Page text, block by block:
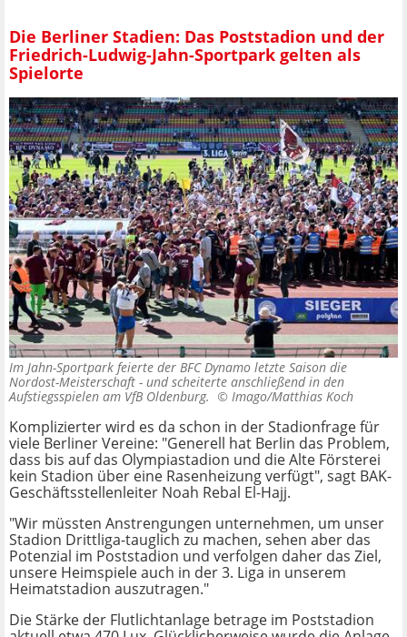
Die Berliner Stadien: Das Poststadion und der
Friedrich-Ludwig-Jahn-Sportpark gelten als
Spielorte
Im Jahn-Sportpark feierte der BFC Dynamo letzte Saison die
Nordost-Meisterschaft - und scheiterte anschließend in den
Aufstiegsspielen am VfB Oldenburg. © Imago/Matthias Koch
Komplizierter wird es da schon in der Stadionfrage für
viele Berliner Vereine: "Generell hat Berlin das Problem,
dass bis auf das Olympiastadion und die Alte Försterei
kein Stadion über eine Rasenheizung verfügt", sagt BAK-
Geschäftsstellenleiter Noah Rebal El-Hajj.
"Wir müssten Anstrengungen unternehmen, um unser
Stadion Drittliga-tauglich zu machen, sehen aber das
Potenzial im Poststadion und verfolgen daher das Ziel,
unsere Heimspiele auch in der 3. Liga in unserem
Heimatstadion auszutragen."
Die Stärke der Flutlichtanlage betrage im Poststadion